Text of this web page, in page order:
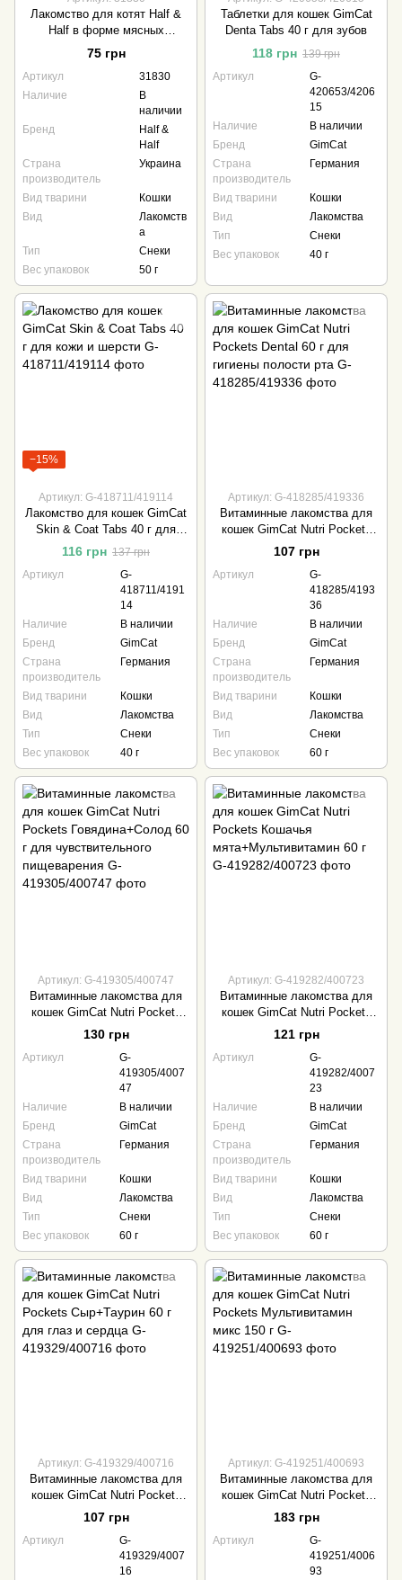
Лакомство для котят Half &
Half в форме мясных
кусочков с индейкой 50 г
75 грн
Артикул
31830
Наличие
В
наличии
Бренд
Half &
Half
Страна
производитель
Украина
Вид тварини
Кошки
Вид
Лакомств
а
Тип
Снеки
Вес упаковок
50 г
Таблетки для кошек GimCat
Denta Tabs 40 г для зубов
118 грн 139 грн
Артикул
G-
420653/4206
15
Наличие
В наличии
Бренд
GimCat
Страна
производитель
Германия
Вид тварини
Кошки
Вид
Лакомства
Тип
Снеки
Вес упаковок
40 г
−15%
Артикул: G-418711/419114
Лакомство для кошек GimCat
Skin & Coat Tabs 40 г для
кожи и шерсти
116 грн 137 грн
Артикул
G-
418711/4191
14
Наличие
В наличии
Бренд
GimCat
Страна
производитель
Германия
Вид тварини
Кошки
Вид
Лакомства
Тип
Снеки
Вес упаковок
40 г
Артикул: G-418285/419336
Витаминные лакомства для
кошек GimCat Nutri Pockets
Dental 60 г для гигиены
полости рта
107 грн
Артикул
G-
418285/4193
36
Наличие
В наличии
Бренд
GimCat
Страна
производитель
Германия
Вид тварини
Кошки
Вид
Лакомства
Тип
Снеки
Вес упаковок
60 г
Артикул: G-419305/400747
Витаминные лакомства для
кошек GimCat Nutri Pockets
Говядина+Солод 60 г для
чувствительного
пищеварения
130 грн
Артикул
G-
419305/4007
47
Наличие
В наличии
Бренд
GimCat
Страна
производитель
Германия
Вид тварини
Кошки
Вид
Лакомства
Тип
Снеки
Вес упаковок
60 г
Артикул: G-419282/400723
Витаминные лакомства для
кошек GimCat Nutri Pockets
Кошачья
мята+Мультивитамин 60 г
121 грн
Артикул
G-
419282/4007
23
Наличие
В наличии
Бренд
GimCat
Страна
производитель
Германия
Вид тварини
Кошки
Вид
Лакомства
Тип
Снеки
Вес упаковок
60 г
Артикул: G-419329/400716
Витаминные лакомства для
кошек GimCat Nutri Pockets
Сыр+Таурин 60 г для глаз и
сердца
107 грн
Артикул
G-
419329/4007
16
Артикул: G-419251/400693
Витаминные лакомства для
кошек GimCat Nutri Pockets
Мультивитамин микс 150 г
183 грн
Артикул
G-
419251/4006
93